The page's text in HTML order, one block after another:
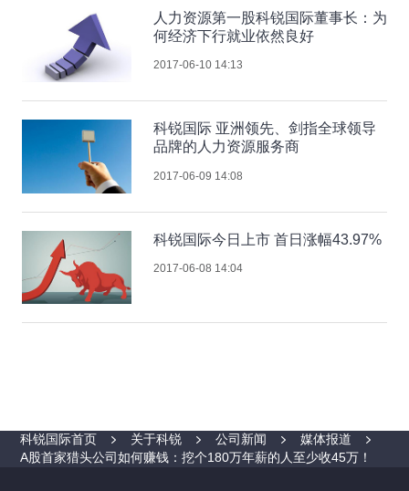
人力资源第一股科锐国际董事长：为
何经济下行就业依然良好
2017-06-10 14:13
科锐国际 亚洲领先、剑指全球领导
品牌的人力资源服务商
2017-06-09 14:08
科锐国际今日上市 首日涨幅43.97%
2017-06-08 14:04
科锐国际首页 关于科锐 公司新闻
媒体报道
A股首家猎头公司如何赚钱：挖个180万年薪的人至少收45万！